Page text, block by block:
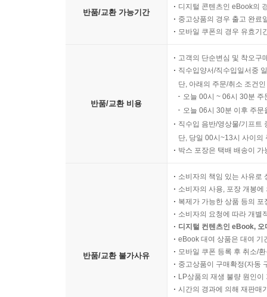
반품/교환 가능기간
디지털 콘텐츠인 eBook의
중고상품의 경우 출고 완료
모바일 쿠폰의 경우 유효기
반품/교환 비용
고객의 단순변심 및 착오구
직수입양서/직수입일서중
단, 아래의 주문/취소 조건
오늘 00시 ~ 06시 30분
오늘 06시 30분 이후 주
직수입 음반/영상물/기프트
단, 당일 00시~13시 사이의
박스 포장은 택배 배송이
반품/교환 불가사유
소비자의 책임 있는 사유로
소비자의 사용, 포장 개봉
복제가 가능한 상품 등의
소비자의 요청에 따라 개별
디지털 컨텐츠인 eBook,
eBook 대여 상품은 대여 기
모바일 쿠폰 등록 후 취소/
중고상품이 구매확정(자동
LP상품의 재생 불량 원인
시간의 경과에 의해 재판매